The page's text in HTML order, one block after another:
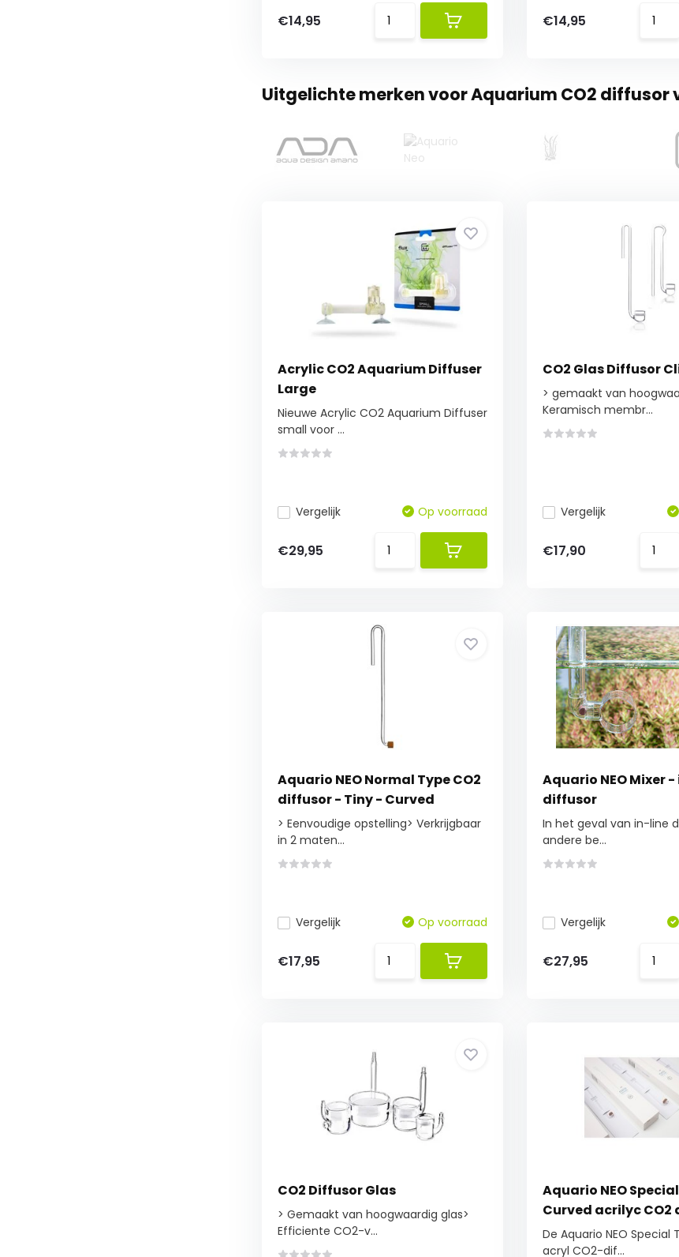
€14,95 €14,95
Uitgelichte merken voor Aquarium CO2
Acrylic CO2 Aquarium Diffuser
Large
Nieuwe Acrylic CO2 Aquarium Diffuser
small voor ...
Vergelijk Op voorraad
€29,95
CO2 Glas Diffusor
> gemaakt van
Keramisch membr...
Vergelijk
€17,90
Aquario NEO Normal Type CO2
diffusor - Tiny - Curved
> Eenvoudige opstelling> Verkrijgbaar
in 2 maten...
Vergelijk Op voorraad
€17,95
Aquario NEO Mixer -
diffusor
In het geval van in-line
andere be...
Vergelijk
€27,95
CO2 Diffusor Glas
> Gemaakt van hoogwaardig glas>
Efficiente CO2-v...
Aquario NEO
Curved acrilyc CO2
De Aquario NEO Special
acryl CO2-dif...